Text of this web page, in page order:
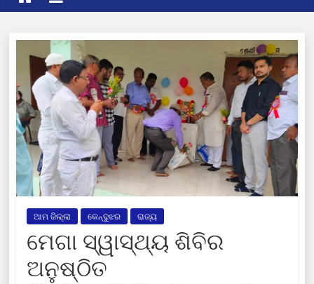
ଆମ ଜିଲ୍ଲା କେନ୍ଦୁଝର ରାଜ୍ୟ
ମେଗା ସ୍ୱାସ୍ଥ୍ୟ ଶିବିର
ଅନୁଷ୍ଠିତ